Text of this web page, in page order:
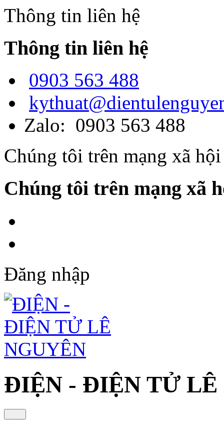
Thông tin liên hệ
Thông tin liên hệ
0903 563 488
Zalo: 0903 563 488
Chúng tôi trên mạng xã hội
Chúng tôi trên mạng xã
Đăng nhập
ĐIỆN - ĐIỆN TỬ LÊ